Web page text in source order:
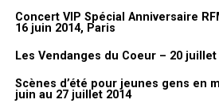
Concert VIP Spécial Anniversaire
16 juin 2014, Paris
Les Vendanges du Coeur – 20 juillet
Scènes d’été pour jeunes gens en
juin au 27 juillet 2014